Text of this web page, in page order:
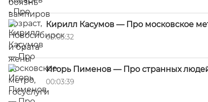
Кирилл Касумов — Про московское
00:03:32
Игорь Пименов — Про странных
00:03:39